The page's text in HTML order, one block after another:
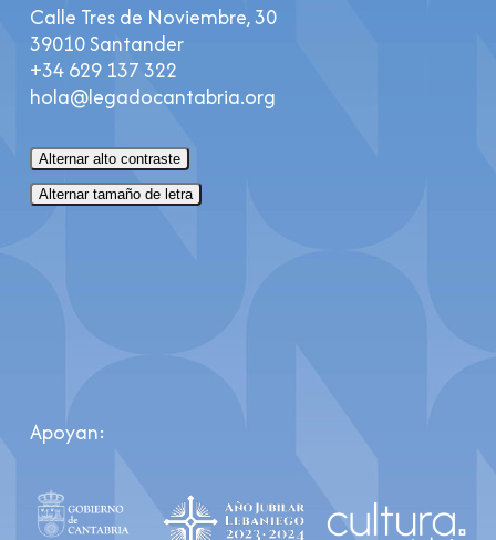
Calle Tres de Noviembre, 30
39010 Santander
+34 629 137 322
hola@legadocantabria.org
Alternar alto contraste
Alternar tamaño de letra
Apoyan: